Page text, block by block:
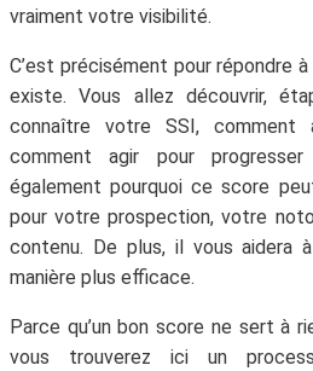
vraiment votre visibilité.
C’est précisément pour répondre
existe. Vous allez découvrir,
connaître votre SSI,
comment agir pour
également pourquoi ce score
pour votre prospection, votre
contenu. De plus, il vous aidera
manière plus efficace.
Parce qu’un bon score ne sert à
vous trouverez ici un